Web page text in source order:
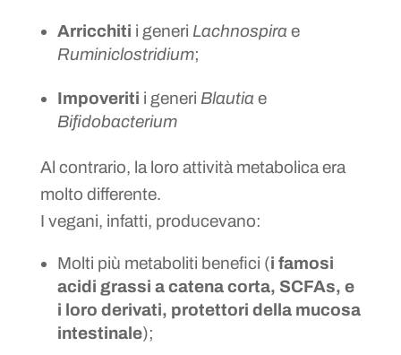
Arricchiti i generi Lachnospira e
Ruminiclostridium;
Impoveriti i generi Blautia e
Bifidobacterium
Al contrario, la loro attività metabolica era
molto differente.
I vegani, infatti, producevano:
Molti più metaboliti benefici (i famosi
acidi grassi a catena corta, SCFAs, e
i loro derivati, protettori della mucosa
intestinale);